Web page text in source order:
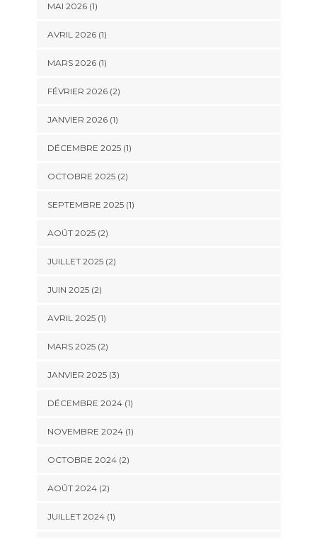
MAI 2026(1)
AVRIL 2026(1)
MARS 2026(1)
FÉVRIER 2026(2)
JANVIER 2026(1)
DÉCEMBRE 2025(1)
OCTOBRE 2025(2)
SEPTEMBRE 2025(1)
AOÛT 2025(2)
JUILLET 2025(2)
JUIN 2025(2)
AVRIL 2025(1)
MARS 2025(2)
JANVIER 2025(3)
DÉCEMBRE 2024(1)
NOVEMBRE 2024(1)
OCTOBRE 2024(2)
AOÛT 2024(2)
JUILLET 2024(1)